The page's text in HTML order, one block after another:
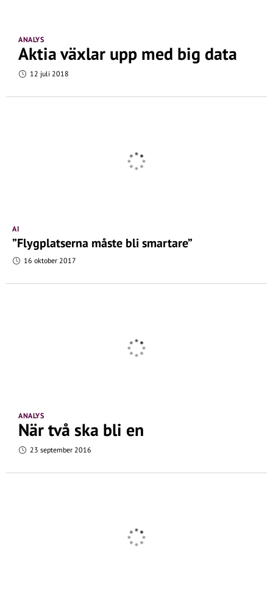
ANALYS
Aktia växlar upp med big data
12 juli 2018
AI
”Flygplatserna måste bli smartare”
16 oktober 2017
ANALYS
När två ska bli en
23 september 2016